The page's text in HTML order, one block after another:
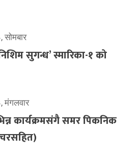
सुगन्ध’ स्मारिका-१ को
मंगलवार
कार्यक्रमसंगै समर पिकनिक